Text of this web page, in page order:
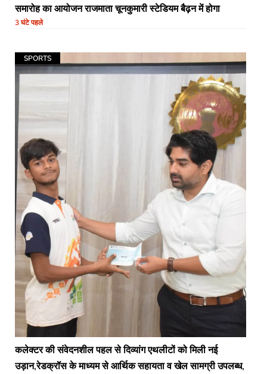
समारोह का आयोजन राजमाता चूनकुमारी स्टेडियम बैढ़न में होगा
3 घंटे पहले
SPORTS
कलेक्टर की संवेदनशील पहल से दिव्यांग एथलीटों को मिली नई
उड़ान,रेडक्रॉस के माध्यम से आर्थिक सहायता व खेल सामग्री उपलब्ध,